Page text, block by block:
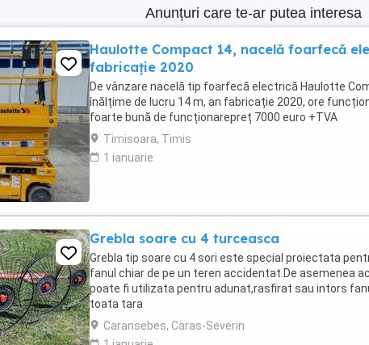
Anunțuri care te-ar putea interesa
Haulotte Compact 14, nacelă foarfecă
fabricație 2020
De vânzare nacelă tip foarfecă electrică Haulotte
înălțime de lucru 14 m, an fabricație 2020, ore
foarte bună de funcționarepreț 7000 euro +TVA
Timisoara, Timis
1 ianuarie
Grebla soare cu 4 turceasca
Grebla tip soare cu 4 sori este special proiectata
fanul chiar de pe un teren accidentat.De asemenea
poate fi utilizata pentru adunat,rasfirat sau intors
toata tara
Caransebes, Caras-Severin